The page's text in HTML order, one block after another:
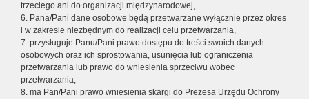
trzeciego ani do organizacji międzynarodowej,
6. Pana/Pani dane osobowe będą przetwarzane wyłącznie przez okres
i w zakresie niezbędnym do realizacji celu przetwarzania,
7. przysługuje Panu/Pani prawo dostępu do treści swoich danych
osobowych oraz ich sprostowania, usunięcia lub ograniczenia
przetwarzania lub prawo do wniesienia sprzeciwu wobec
przetwarzania,
8. ma Pan/Pani prawo wniesienia skargi do Prezesa Urzędu Ochrony